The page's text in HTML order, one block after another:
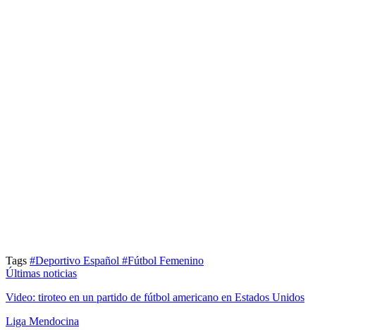
Tags #Deportivo Español #Fútbol Femenino
Últimas noticias
Video: tiroteo en un partido de fútbol americano en Estados Unidos
Liga Mendocina